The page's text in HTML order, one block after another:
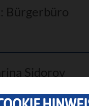
Bürgerbüro
Sidorov
144